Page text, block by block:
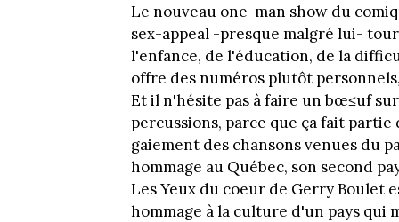
Le nouveau one-man show du
sex-appeal -presque malgré lui-
l'enfance, de l'éducation, de la
offre des numéros plutôt
Et il n'hésite pas à faire un bœ≤uf
percussions, parce que ça fait
gaiement des chansons venues du
hommage au Québec, son second
Les Yeux du coeur de Gerry Boulet
hommage à la culture d'un pays qui